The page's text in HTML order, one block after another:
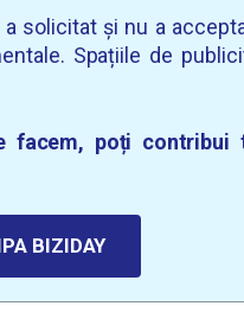
a solicitat și nu a
Spațiile de
facem, poți contribui
BIZIDAY